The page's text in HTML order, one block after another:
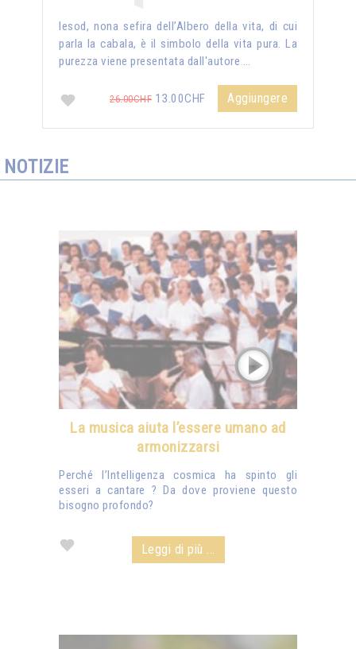
Iesod, nona sefira dell’Albero della vita, di cui
parla la cabala, è il simbolo della vita pura. La
purezza viene presentata dall'autore …
26.00CHF 13.00CHF Aggiungere
NOTIZIE
La musica aiuta l’essere umano ad
armonizzarsi
Perché l’Intelligenza cosmica ha spinto gli
esseri a cantare ? Da dove proviene questo
bisogno profondo?
Leggi di più ...